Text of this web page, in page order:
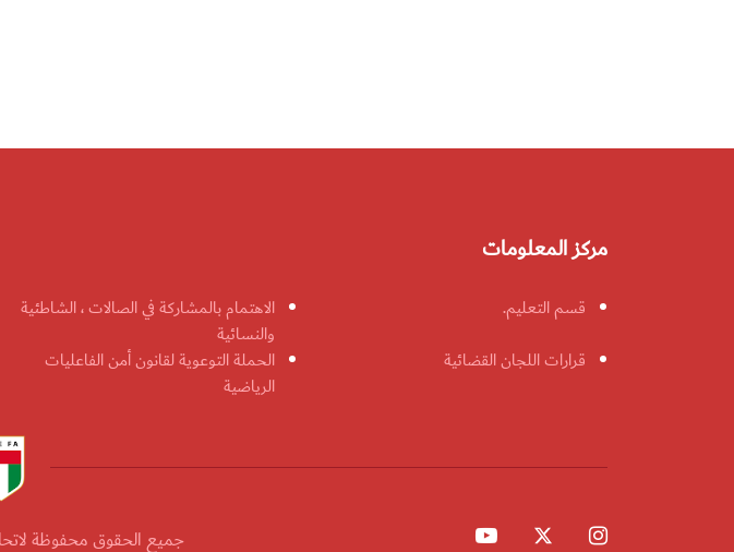
مركز المعلومات
قسم التعليم.
الاهتمام بالمشاركة في الصالات ، الشاطئية
والنسائية
قرارات اللجان القضائية
الحملة التوعوية لقانون أمن الفاعليات
الرياضية
جميع الحقوق محفوظة لاتحاد